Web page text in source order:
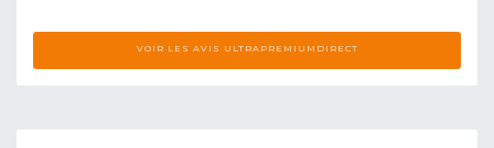
VOIR LES AVIS ULTRAPREMIUMDIRECT